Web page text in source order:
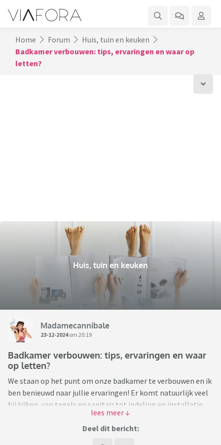
Home Forum
Huis, tuin en keuken
Badkamer verbouwen: tips, ervaringen en waar op
letten?
Huis, tuin en keuken
Madamecannibale
23-12-2024om 20:19
Badkamer verbouwen: tips, ervaringen en waar
op letten?
We staan op het punt om onze badkamer te verbouwen en ik
ben benieuwd naar jullie ervaringen! Er komt natuurlijk veel
bij kijken, van tegels en sanitair tot indeling en installatie.
En dan heb je nog de prijzen... daar schrok ik dus best wel van.
Deel dit bericht: